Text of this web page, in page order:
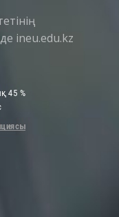
ineu.edu.kz